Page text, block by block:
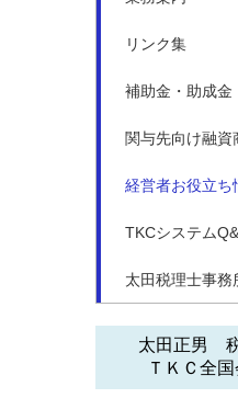
リンク集
補助金・助成金
関与先向け融資
経営者お役立ち
TKCシステム
太田税理士事
太田正男
ＴＫＣ全国